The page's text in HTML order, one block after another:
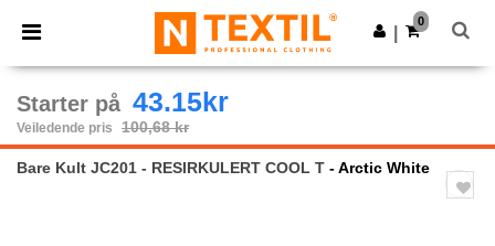
× Ntextil-app
Bedre priser i appen!
Last ned app
0
Starter på 43.15kr
Veiledende pris 100,68 kr
Bare Kult JC201 - RESIRKULERT COOL T - Arctic White